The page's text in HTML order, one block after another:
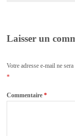
Laisser un
Votre adresse e-mail ne
*
Commentaire*